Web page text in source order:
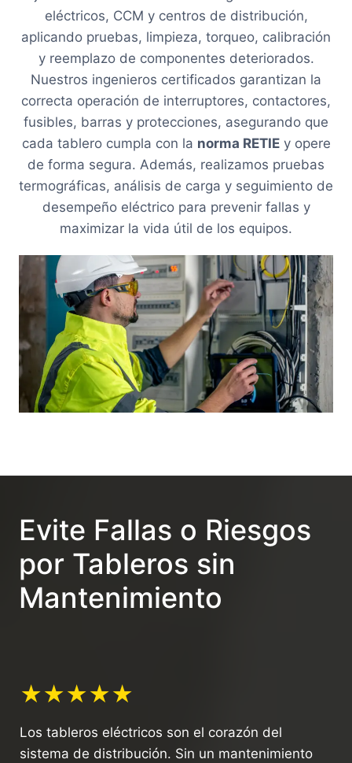
eléctricos, CCM y centros de distribución,
aplicando pruebas, limpieza, torqueo, calibración
y reemplazo de componentes deteriorados.
Nuestros ingenieros certificados garantizan la
correcta operación de interruptores, contactores,
fusibles, barras y protecciones, asegurando que
cada tablero cumpla con la norma RETIEy opere
de forma segura. Además, realizamos pruebas
termográficas, análisis de carga y seguimiento de
desempeño eléctrico para prevenir fallas y
maximizar la vida útil de los equipos.
Evite Fallas o Riesgos
por Tableros sin
Mantenimiento
★★★★★
Los tableros eléctricos son el corazón del
sistema de distribución. Sin un mantenimiento